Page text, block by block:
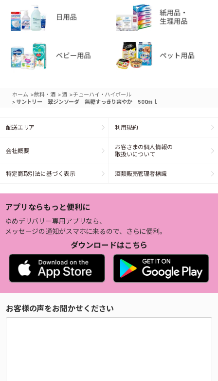
ホーム >飲料・酒 > 酒 >チューハイ・ハイボール
> サントリー 翠ジンソーダ 無糖すっきり爽やか 500ｍｌ
配送エリア 利用規約
会社概要
お客さまの個人情報の
取扱いについて
特定商取引法に基づく表示 酒類販売管理者標識
アプリならもっと便利に
ゆめデリバリー専用アプリなら、
メッセージの通知がスマホに来るので、さらに便利。
ダウンロードはこちら
お客様の声をお聞かせください